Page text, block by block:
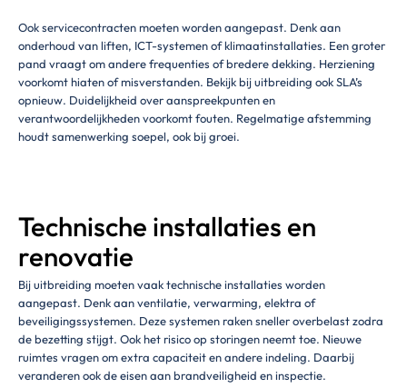
Ook servicecontracten moeten worden aangepast. Denk aan
onderhoud van liften, ICT-systemen of klimaatinstallaties. Een groter
pand vraagt om andere frequenties of bredere dekking. Herziening
voorkomt hiaten of misverstanden. Bekijk bij uitbreiding ook SLA’s
opnieuw. Duidelijkheid over aanspreekpunten en
verantwoordelijkheden voorkomt fouten. Regelmatige afstemming
houdt samenwerking soepel, ook bij groei.
Technische installaties en
renovatie
Bij uitbreiding moeten vaak technische installaties worden
aangepast. Denk aan ventilatie, verwarming, elektra of
beveiligingssystemen. Deze systemen raken sneller overbelast zodra
de bezetting stijgt. Ook het risico op storingen neemt toe. Nieuwe
ruimtes vragen om extra capaciteit en andere indeling. Daarbij
veranderen ook de eisen aan brandveiligheid en inspectie.